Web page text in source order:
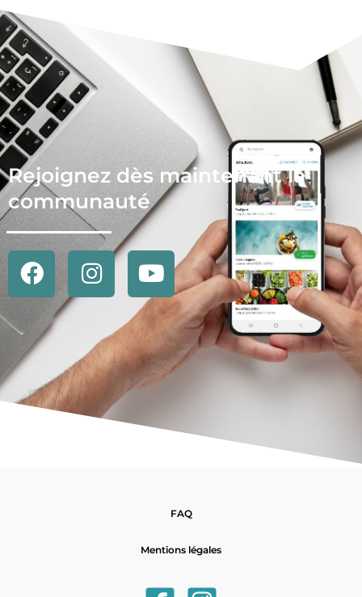
Rejoignez dès maintenant la
communauté
FAQ
Mentions légales